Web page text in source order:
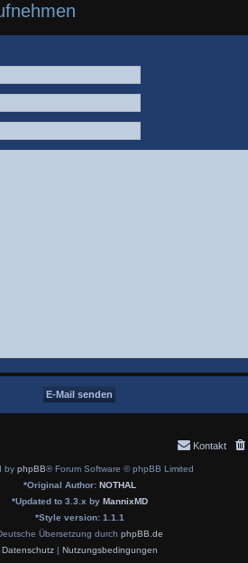
Kontakt
by phpBB® Forum Software © phpBB Limited
*Original Author: NOTHAL
*Updated to 3.3.x by MannixMD
*Style version: 1.1.1
Übersetzung durch phpBB.de
Datenschutz| Nutzungsbedingungen